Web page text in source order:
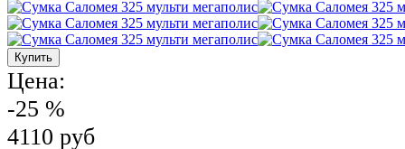
Цена:
-25 %
4110 руб